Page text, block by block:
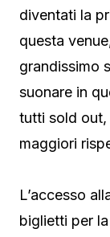
diventati la
questa
grandissimo
suonare in
tutti sold out,
maggiori
L’accesso
biglietti per